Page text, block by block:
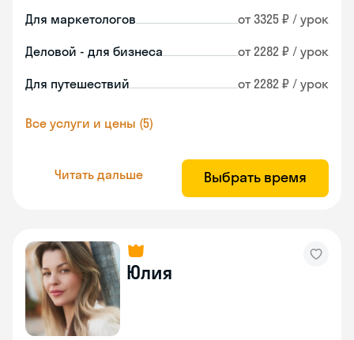
Для маркетологов от 3325 ₽ / урок
Деловой - для бизнеса от 2282 ₽ / урок
Для путешествий от 2282 ₽ / урок
Все услуги и цены (5)
Читать дальше Выбрать время
Юлия